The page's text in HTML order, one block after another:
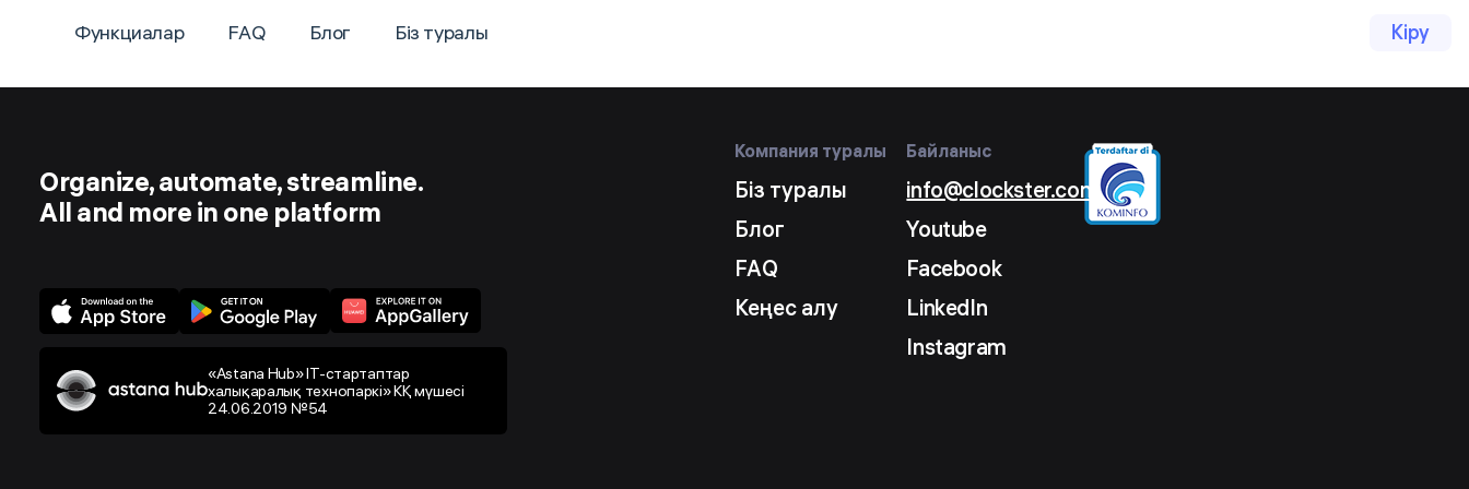
Функциалар FAQ Блог Біз туралы Кіру
Organize, automate, streamline.
All and more in one platform
«Astana Hub» IT-стартаптар
халықаралық технопаркі» КҚ мүшесі
24.06.2019 №54
Компания туралы
Біз туралы
Блог
FAQ
Кеңес алу
Байланыс
info@clockster.com
Youtube
Facebook
LinkedIn
Instagram